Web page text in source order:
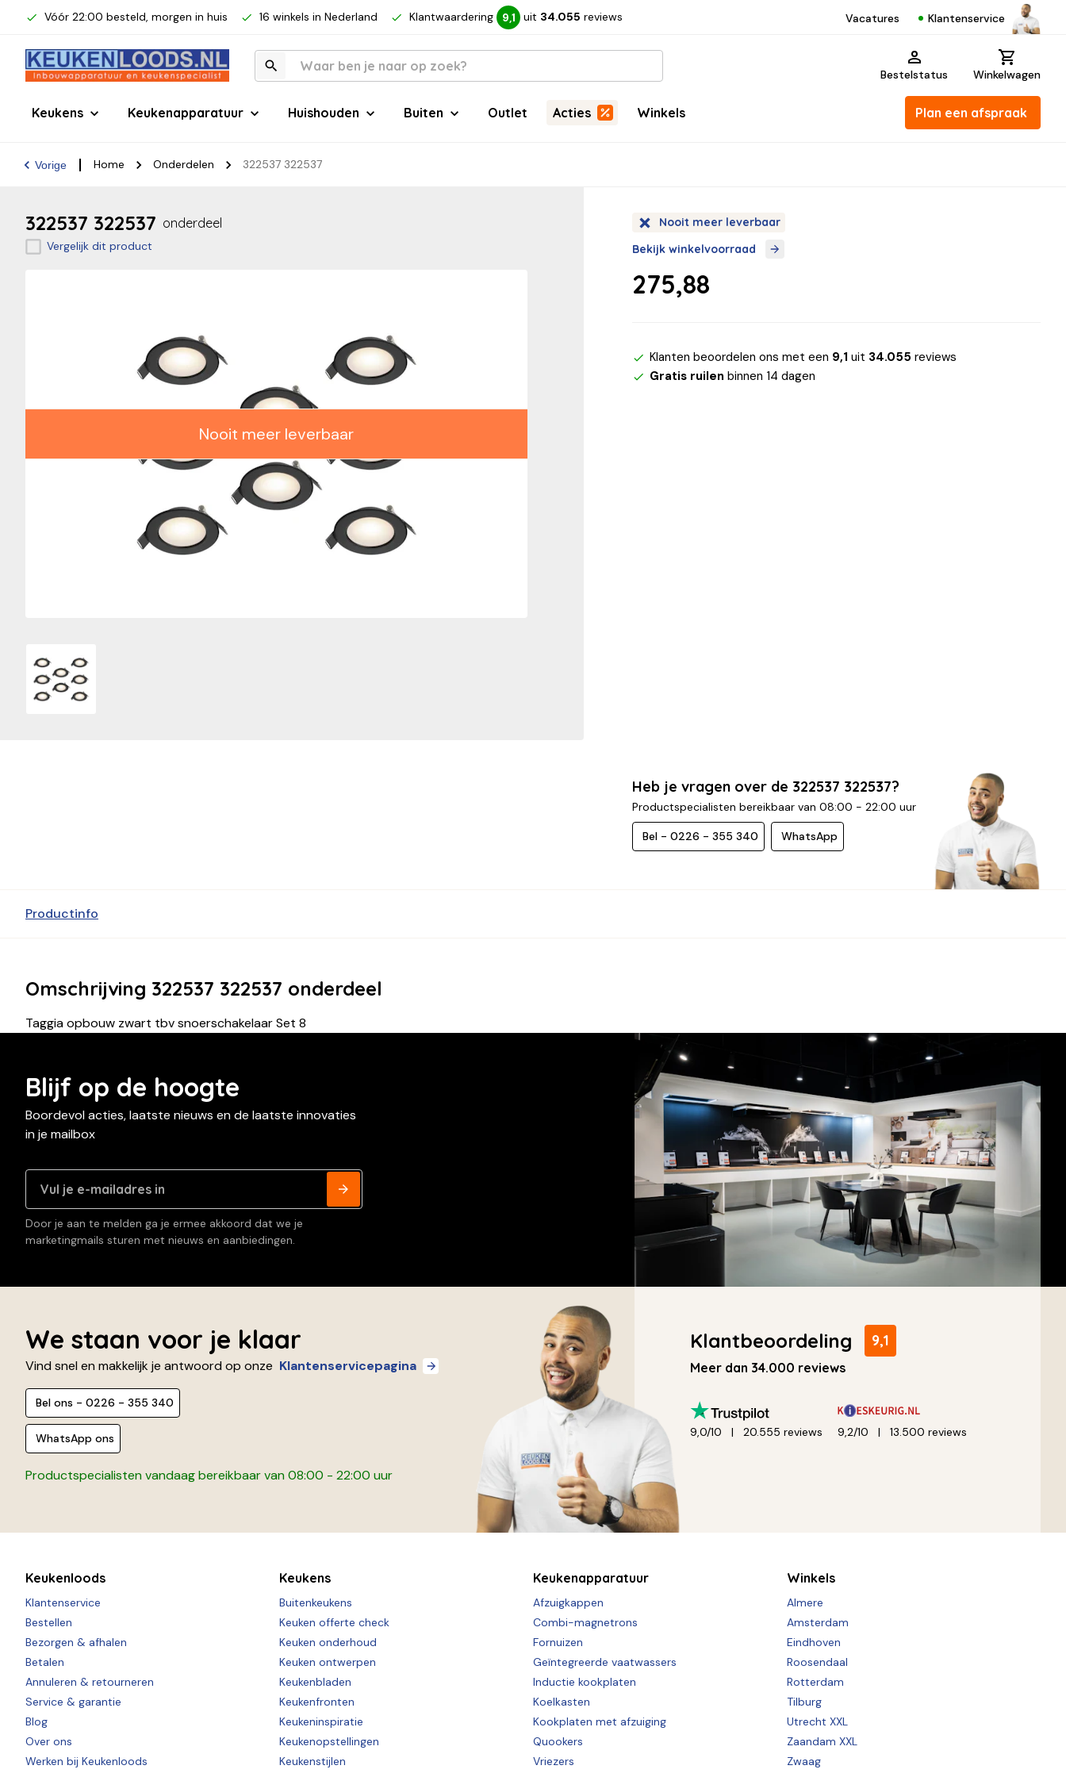
Vóór 22:00 besteld, morgen in huis 16 winkels in Nederland Klantwaardering 9,1 uit 34.055 reviews Vacatures Klantenservice
Bestelstatus Winkelwagen
Keukens Keukenapparatuur Huishouden Buiten Outlet Acties Winkels Plan een afspraak
Vorige Home Onderdelen 322537 322537
322537 322537 onderdeel
Vergelijk dit product
Nooit meer leverbaar
Nooit meer leverbaar
Bekijk winkelvoorraad
275,88
Klanten beoordelen ons met een 9,1 uit 34.055 reviews
Gratis ruilen binnen 14 dagen
Heb je vragen over de 322537 322537?
Productspecialisten bereikbaar van 08:00 - 22:00 uur
Bel - 0226 - 355 340 WhatsApp
Productinfo
Omschrijving 322537 322537 onderdeel
Taggia opbouw zwart tbv snoerschakelaar Set 8
Blijf op de hoogte
Boordevol acties, laatste nieuws en de laatste innovaties
in je mailbox
Door je aan te melden ga je ermee akkoord dat we je
marketingmails sturen met nieuws en aanbiedingen.
We staan voor je klaar
Vind snel en makkelijk je antwoord op onze Klantenservicepagina
Bel ons - 0226 - 355 340
WhatsApp ons
Productspecialisten vandaag bereikbaar van 08:00 - 22:00 uur
Klantbeoordeling 9,1
Meer dan 34.000 reviews
9,0/10 20.555 reviews 9,2/10 13.500 reviews
Keukenloods
Klantenservice
Bestellen
Bezorgen & afhalen
Betalen
Annuleren & retourneren
Service & garantie
Blog
Over ons
Werken bij Keukenloods
Keukens
Buitenkeukens
Keuken offerte check
Keuken onderhoud
Keuken ontwerpen
Keukenbladen
Keukenfronten
Keukeninspiratie
Keukenopstellingen
Keukenstijlen
Keukenapparatuur
Afzuigkappen
Combi-magnetrons
Fornuizen
Geïntegreerde vaatwassers
Inductie kookplaten
Koelkasten
Kookplaten met afzuiging
Quookers
Vriezers
Winkels
Almere
Amsterdam
Eindhoven
Roosendaal
Rotterdam
Tilburg
Utrecht XXL
Zaandam XXL
Zwaag